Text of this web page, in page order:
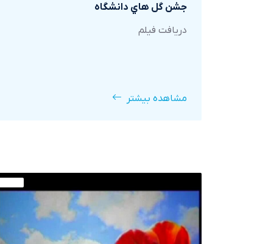
جشن گل هاي دانشگاه
دريافت فيلم
مشاهده بیشتر